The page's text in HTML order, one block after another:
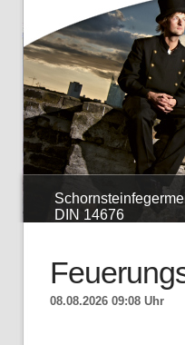
DIN 14676
08.08.2026 09:08 Uhr